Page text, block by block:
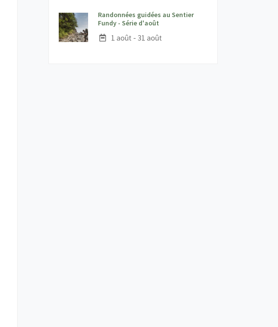
Randonnées guidées au Sentier
Fundy - Série d'août
Date :
1 août - 31 août